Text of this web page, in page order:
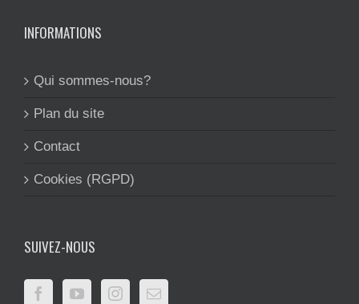
INFORMATIONS
Qui sommes-nous?
Plan du site
Contact
Cookies (RGPD)
SUIVEZ-NOUS